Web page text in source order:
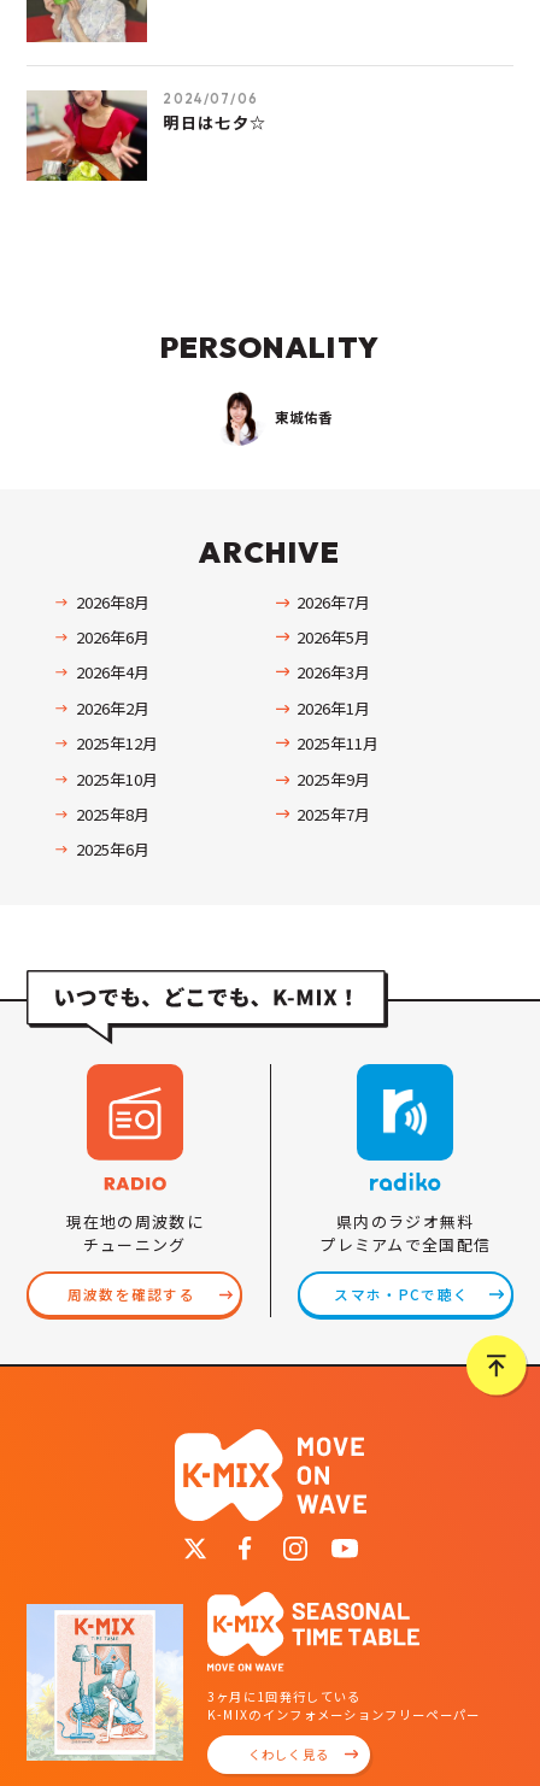
2024/07/06
明日は七夕☆
PERSONALITY
東城佑香
ARCHIVE
2026年8月
2026年7月
2026年6月
2026年5月
2026年4月
2026年3月
2026年2月
2026年1月
2025年12月
2025年11月
2025年10月
2025年9月
2025年8月
2025年7月
2025年6月
現在地の周波数に
チューニング
周波数を確認する
県内のラジオ無料
プレミアムで全国配信
スマホ・PCで聴く
3ヶ月に1回発行している
K-MIXのインフォメーションフリーペーパー
くわしく見る